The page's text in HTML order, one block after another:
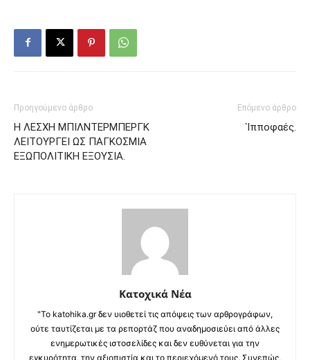
Προηγούμενο άρθρο
Η ΛΕΣΧΗ ΜΠΙΛΝΤΕΡΜΠΕΡΓΚ
ΛΕΙΤΟΥΡΓΕΙ ΩΣ ΠΑΓΚΟΣΜΙΑ
ΕΞΩΠΟΛΙΤΙΚΗ ΕΞΟΥΣΙΑ.
Επόμενο άρθρο
Ἱπποφαές.
Κατοχικά Νέα
"Το katohika.gr δεν υιοθετεί τις απόψεις των αρθρογράφων,
ούτε ταυτίζεται με τα ρεπορτάζ που αναδημοσιεύει από άλλες
ενημερωτικές ιστοσελίδες και δεν ευθύνεται για την
εγκυρότητα, την αξιοπιστία και το περιεχόμενό τους. Συνεπώς,